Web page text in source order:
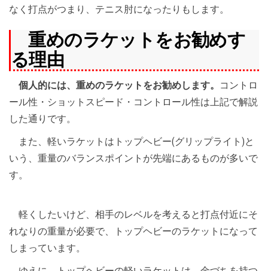
なく打点がつまり、テニス肘になったりもします。
重めのラケットをお勧めす
る理由
個人的には、重めのラケットをお勧めします。
コントロ
ール性・ショットスピード・コントロール性は上記で解説
した通りです。
また、軽いラケットはトップヘビー(グリップライト)と
いう、重量のバランスポイントが先端にあるものが多いで
す。
軽くしたいけど、相手のレベルを考えると打点付近にそ
れなりの重量が必要で、トップヘビーのラケットになって
しまっています。